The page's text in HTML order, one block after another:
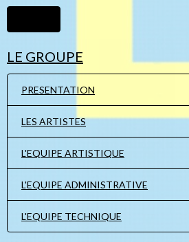
LE GROUPE
PRESENTATION
LES ARTISTES
L'EQUIPE ARTISTIQUE
L'EQUIPE ADMINISTRATIVE
L'EQUIPE TECHNIQUE